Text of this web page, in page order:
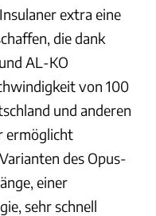
extra eine
die dank
AL-KO
von 100
und anderen
ermöglicht
des Opus-
einer
sehr schnell